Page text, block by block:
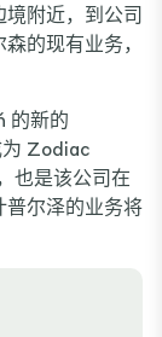
附近，到公司
的现有业务，
的新的
Zodiac
也是该公司在
普尔泽的业务将